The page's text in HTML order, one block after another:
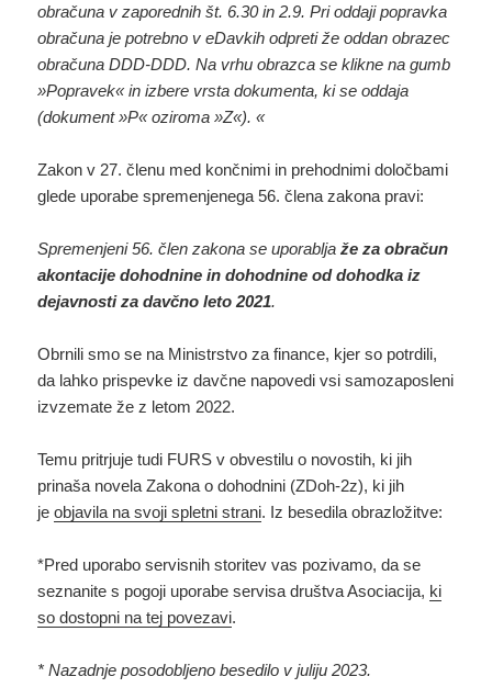
obračuna v zaporednih št. 6.30 in 2.9. Pri oddaji popravka
obračuna je potrebno v eDavkih odpreti že oddan obrazec
obračuna DDD-DDD. Na vrhu obrazca se klikne na gumb
»Popravek« in izbere vrsta dokumenta, ki se oddaja
(dokument »P« oziroma »Z«). «
Zakon v 27. členu med končnimi in prehodnimi določbami
glede uporabe spremenjenega 56. člena zakona pravi:
Spremenjeni 56. člen zakona se uporabljaže za obračun
akontacije dohodnine in dohodnine od dohodka iz
dejavnosti za davčno leto 2021.
Obrnili smo se na Ministrstvo za finance, kjer so potrdili,
da lahko prispevke iz davčne napovedi vsi samozaposleni
izvzemate že z letom 2022.
Temu pritrjuje tudi FURS v obvestilu o novostih, ki jih
prinaša novela Zakona o dohodnini (ZDoh-2z), ki jih
jeobjavila na svoji spletni strani. Iz besedila obrazložitve:
*Pred uporabo servisnih storitev vas pozivamo, da se
seznanite s pogoji uporabe servisa društva Asociacija, ki
so dostopni na tej povezavi.
* Nazadnje posodobljeno besedilo v juliju 2023.